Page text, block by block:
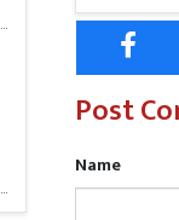
हैं| जबकि
गणित
Read
Post
Name